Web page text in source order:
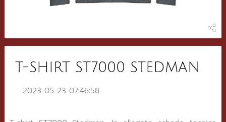
T-SHIRT ST7000 STEDMAN
2023-05-23 07:46:58